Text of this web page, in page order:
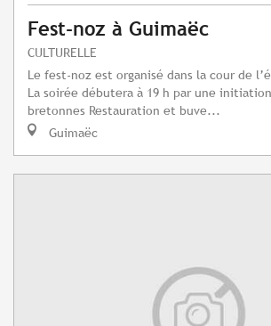
Fest-noz à Guimaëc
CULTURELLE
Le fest-noz est organisé dans la cour de
La soirée débutera à 19 h par une
bretonnes Restauration et buve...
Guimaëc